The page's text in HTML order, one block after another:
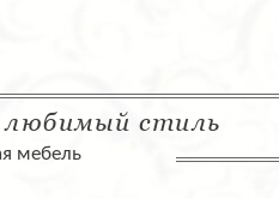
стиль
мебель